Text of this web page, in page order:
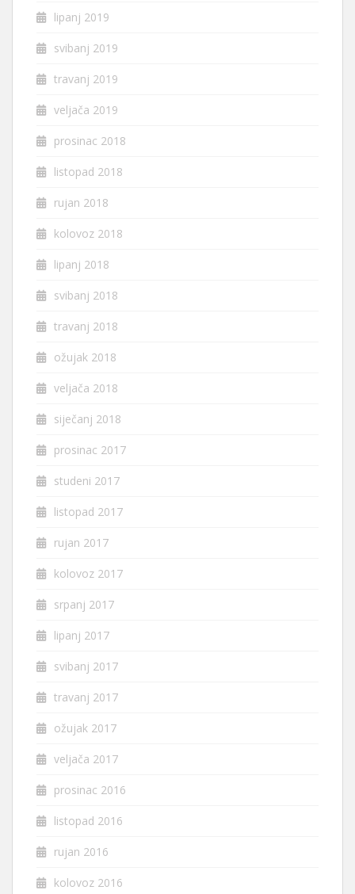
lipanj 2019
svibanj 2019
travanj 2019
veljača 2019
prosinac 2018
listopad 2018
rujan 2018
kolovoz 2018
lipanj 2018
svibanj 2018
travanj 2018
ožujak 2018
veljača 2018
siječanj 2018
prosinac 2017
studeni 2017
listopad 2017
rujan 2017
kolovoz 2017
srpanj 2017
lipanj 2017
svibanj 2017
travanj 2017
ožujak 2017
veljača 2017
prosinac 2016
listopad 2016
rujan 2016
kolovoz 2016